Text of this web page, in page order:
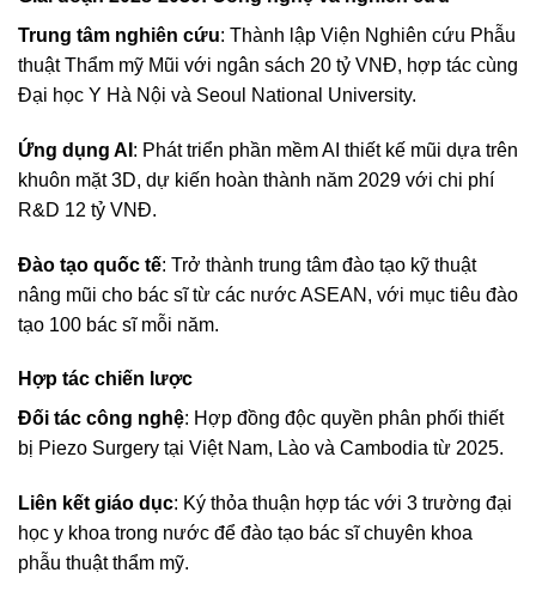
Trung tâm nghiên cứu: Thành lập Viện Nghiên cứu Phẫu
thuật Thẩm mỹ Mũi với ngân sách 20 tỷ VNĐ, hợp tác cùng
Đại học Y Hà Nội và Seoul National University.
Ứng dụng AI : Phát triển phần mềm AI thiết kế mũi dựa trên
khuôn mặt 3D, dự kiến hoàn thành năm 2029 với chi phí
R&D 12 tỷ VNĐ.
Đào tạo quốc tế: Trở thành trung tâm đào tạo kỹ thuật
nâng mũi cho bác sĩ từ các nước ASEAN, với mục tiêu đào
tạo 100 bác sĩ mỗi năm.
Hợp tác chiến lược
Đối tác công nghệ: Hợp đồng độc quyền phân phối thiết
bị Piezo Surgery tại Việt Nam, Lào và Cambodia từ 2025.
Liên kết giáo dục: Ký thỏa thuận hợp tác với 3 trường đại
học y khoa trong nước để đào tạo bác sĩ chuyên khoa
phẫu thuật thẩm mỹ.